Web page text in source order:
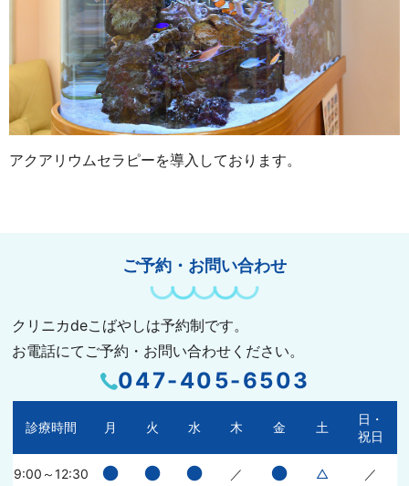
アクアリウムセラピーを導入しております。
ご予約・お問い合わせ
クリニカdeこばやしは予約制です。
お電話にてご予約・お問い合わせください。
047-405-6503
診療時間 月 火 水 木 金 土
日・
祝日
9:00～12:30 ● ● ● ／ ● △ ／